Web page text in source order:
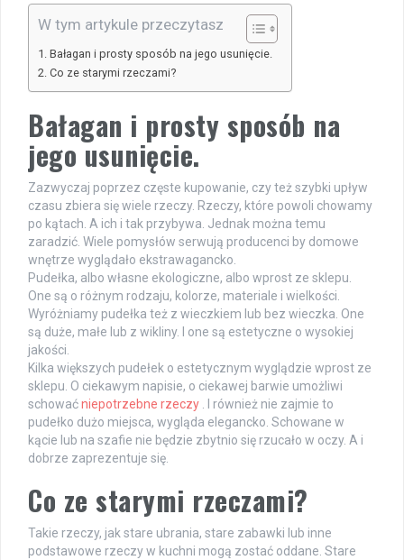
W tym artykule przeczytasz
Bałagan i prosty sposób na jego usunięcie.
Co ze starymi rzeczami?
Bałagan i prosty sposób na
jego usunięcie.
Zazwyczaj poprzez częste kupowanie, czy też szybki upływ
czasu zbiera się wiele rzeczy. Rzeczy, które powoli chowamy
po kątach. A ich i tak przybywa. Jednak można temu
zaradzić. Wiele pomysłów serwują producenci by domowe
wnętrze wyglądało ekstrawagancko.
Pudełka, albo własne ekologiczne, albo wprost ze sklepu.
One są o różnym rodzaju, kolorze, materiale i wielkości.
Wyróżniamy pudełka też z wieczkiem lub bez wieczka. One
są duże, małe lub z wikliny. I one są estetyczne o wysokiej
jakości.
Kilka większych pudełek o estetycznym wyglądzie wprost ze
sklepu. O ciekawym napisie, o ciekawej barwie umożliwi
schowaćniepotrzebne rzeczy . I również nie zajmie to
pudełko dużo miejsca, wygląda elegancko. Schowane w
kącie lub na szafie nie będzie zbytnio się rzucało w oczy. A i
dobrze zaprezentuje się.
Co ze starymi rzeczami?
Takie rzeczy, jak stare ubrania, stare zabawki lub inne
podstawowe rzeczy w kuchni mogą zostać oddane. Stare